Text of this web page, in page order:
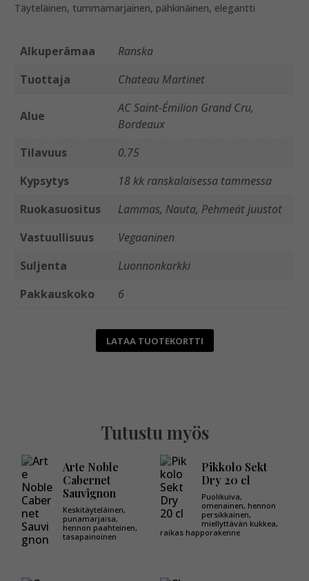
Täyteläinen, tummamarjainen, pähkinäinen, elegantti
Alkuperämaa
Ranska
Tuottaja
Chateau Martinet
Alue
AC Saint-Émilion Grand Cru,
Bordeaux
Tilavuus
0.75
Kypsytys
18 kk ranskalaisessa tammessa
Ruokasuositus
Lammas, Nauta, Pehmeät juustot
Vastuullisuus
Vegaaninen
Suljenta
Luonnonkorkki
Pakkauskoko
6
LATAA TUOTEKORTTI
Tutustu myös
Arte Noble
Cabernet
Sauvignon
Keskitäyteläinen,
punamarjaisa,
hennon paahteinen,
tasapainoinen
Pikkolo Sekt
Dry 20 cl
Puolikuiva,
omenainen, hennon
persikkainen,
miellyttävän kukkea,
raikas happorakenne